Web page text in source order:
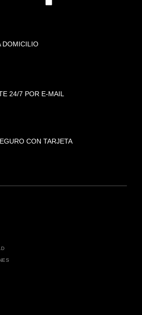
DOMICILIO
24/7 POR E-MAIL
CON TARJETA